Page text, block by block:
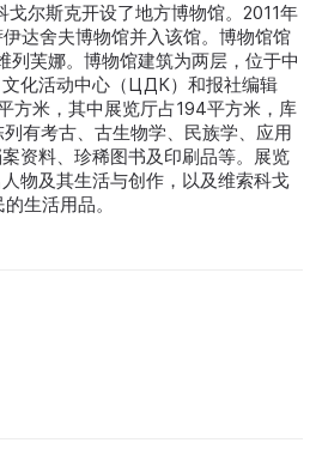
戈尔斯克开设了地方博物馆。2011年
达舍夫博物馆并入该馆。博物馆馆
列芙娜。博物馆建筑为两层，位于中
化活动中心（ЦДК）和报社编辑
方米，其中展览厅占194平方米，库
有考古、古生物学、民族学、应用
资料、珍稀图书及印刷品等。展览
物及其生活与创作，以及维索科戈
生活用品。